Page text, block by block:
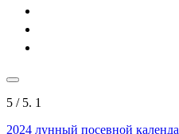
5 / 5. 1
2024 лунный посевной